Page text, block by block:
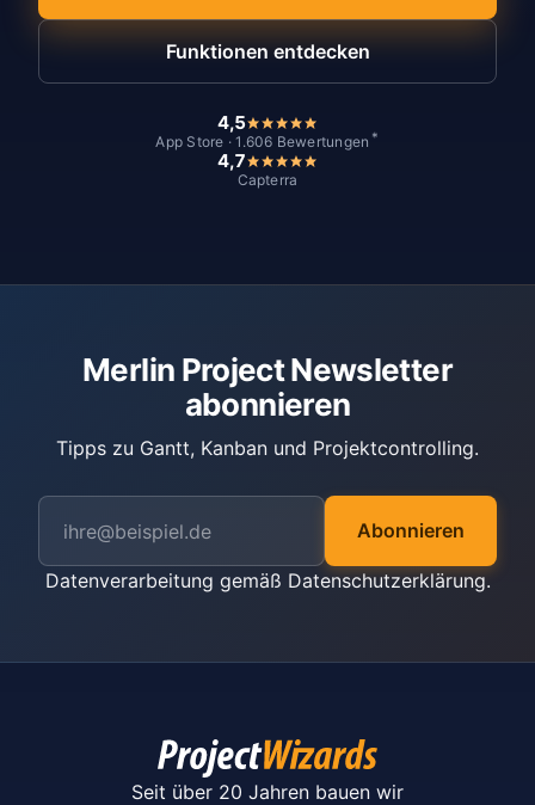
Funktionen entdecken
4,5
App Store · 1.606 Bewertungen *
4,7
Capterra
Merlin Project Newsletter
abonnieren
Tipps zu Gantt, Kanban und Projektcontrolling.
Abonnieren
Datenverarbeitung gemäß Datenschutzerklärung.
Seit über 20 Jahren bauen wir